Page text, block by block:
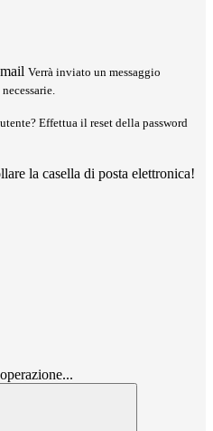
Verrà inviato un messaggio
Effettua il reset della password
la casella di posta elettronica!